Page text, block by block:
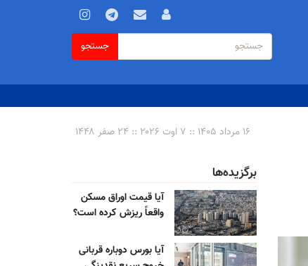
فرم
جستجو
جستجو
۱۶ مرداد ۱۴۰۵ :: ۷ اوت ۲۰۲۶ :: ۲۴ صفر ۱۴۴۸
برگزیده‌ها
آیا قیمت اوراق مسکن
واقعاً ریزش کرده است؟
آیا بورس دوباره قربانی